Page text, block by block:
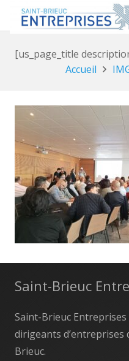
[us_page_title
Accueil
Saint-Brieuc
Saint-Brieuc
dirigeants d’entreprises
Brieuc.